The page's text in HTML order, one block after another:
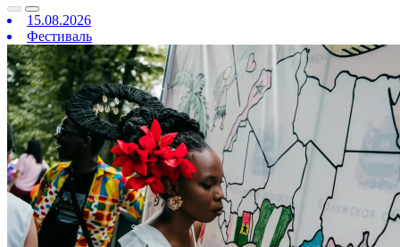
15.08.2026
Фестиваль